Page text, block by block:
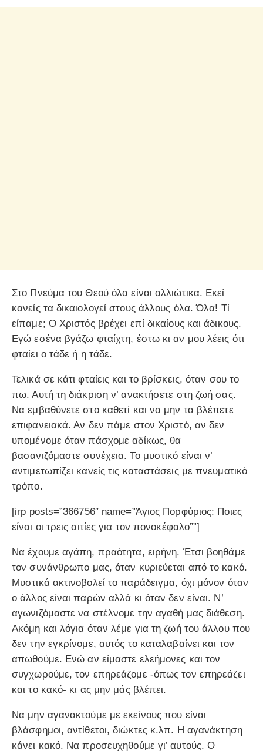
Στο Πνεύμα του Θεού όλα είναι αλλιώτικα. Εκεί
κανείς τα δικαιολογεί στους άλλους όλα. Όλα! Τί
είπαμε; Ο Χριστός βρέχει επί δικαίους και άδικους.
Εγώ εσένα βγάζω φταίχτη, έστω κι αν μου λέεις ότι
φταίει ο τάδε ή η τάδε.
Τελικά σε κάτι φταίεις και το βρίσκεις, όταν σου το
πω. Αυτή τη διάκριση ν’ ανακτήσετε στη ζωή σας.
Να εμβαθύνετε στο καθετί και να μην τα βλέπετε
επιφανειακά. Αν δεν πάμε στον Χριστό, αν δεν
υπομένομε όταν πάσχομε αδίκως, θα
βασανιζόμαστε συνέχεια. Το μυστικό είναι ν’
αντιμετωπίζει κανείς τις καταστάσεις με πνευματικό
τρόπο.
[irp posts=”366756″ name=”Άγιος Πορφύριος: Ποιες
είναι οι τρεις αιτίες για τον πονοκέφαλο””]
Να έχουμε αγάπη, πραότητα, ειρήνη. Έτσι βοηθάμε
τον συνάνθρωπο μας, όταν κυριεύεται από το κακό.
Μυστικά ακτινοβολεί το παράδειγμα, όχι μόνον όταν
ο άλλος είναι παρών αλλά κι όταν δεν είναι. Ν’
αγωνιζόμαστε να στέλνομε την αγαθή μας διάθεση.
Ακόμη και λόγια όταν λέμε για τη ζωή του άλλου που
δεν την εγκρίνομε, αυτός το καταλαβαίνει και τον
απωθούμε. Ενώ αν είμαστε ελεήμονες και τον
συγχωρούμε, τον επηρεάζομε -όπως τον επηρεάζει
και το κακό- κι ας μην μάς βλέπει.
Να μην αγανακτούμε με εκείνους που είναι
βλάσφημοι, αντίθετοι, διώκτες κ.λπ. Η αγανάκτηση
κάνει κακό. Να προσευχηθούμε γι’ αυτούς. Ο